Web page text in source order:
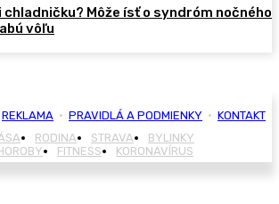
Môže ísť o syndróm nočného
vôľu
REKLAMA • PRAVIDLÁ A PODMIENKY • KONTAKT
RODINA STRAVA
BYLINKY
FITNESS KORONAVÍRUS